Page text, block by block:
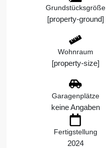
Grundstücksgröße
[property-ground]
Wohnraum
[property-size]
Garagenplätze
keine Angaben
Fertigstellung
2024